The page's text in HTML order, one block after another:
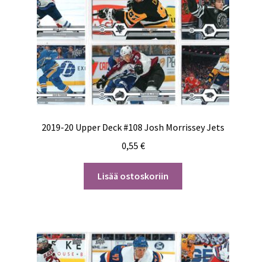
2019-20 Upper Deck #108 Josh Morrissey Jets
0,55 €
Lisää ostoskoriin